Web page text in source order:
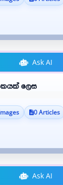
Ask AI
ලෙස
0 Articles
Ask AI